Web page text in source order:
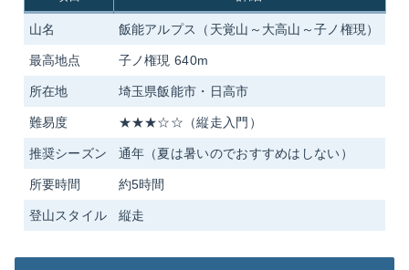
山名 飯能アルプス（天覚山～大高山～子ノ権現）
最高地点 子ノ権現 640m
所在地 埼玉県飯能市・日高市
難易度 ★★★☆☆（縦走入門）
推奨シーズン 通年（夏は暑いのでおすすめはしない）
所要時間 約5時間
登山スタイル 縦走